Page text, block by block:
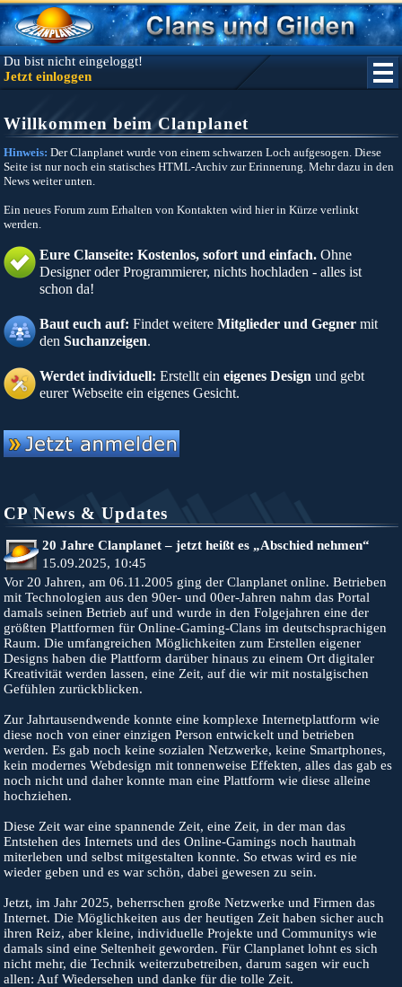
Du bist nicht eingeloggt!
Jetzt einloggen
Willkommen beim Clanplanet
Hinweis: Der Clanplanet wurde von einem schwarzen Loch aufgesogen. Diese
Seite ist nur noch ein statisches HTML-Archiv zur Erinnerung. Mehr dazu in den
News weiter unten.
Ein neues Forum zum Erhalten von Kontakten wird hier in Kürze verlinkt
werden.
Eure Clanseite: Kostenlos, sofort und einfach. Ohne
Designer oder Programmierer, nichts hochladen - alles ist
schon da!
Baut euch auf: Findet weitereMitglieder und Gegner mit
denSuchanzeigen.
Werdet individuell: Erstellt eineigenes Design und gebt
eurer Webseite ein eigenes Gesicht.
CP News & Updates
20 Jahre Clanplanet – jetzt heißt es „Abschied nehmen“
15.09.2025, 10:45
Vor 20 Jahren, am 06.11.2005 ging der Clanplanet online. Betrieben
mit Technologien aus den 90er- und 00er-Jahren nahm das Portal
damals seinen Betrieb auf und wurde in den Folgejahren eine der
größten Plattformen für Online-Gaming-Clans im deutschsprachigen
Raum. Die umfangreichen Möglichkeiten zum Erstellen eigener
Designs haben die Plattform darüber hinaus zu einem Ort digitaler
Kreativität werden lassen, eine Zeit, auf die wir mit nostalgischen
Gefühlen zurückblicken.
Zur Jahrtausendwende konnte eine komplexe Internetplattform wie
diese noch von einer einzigen Person entwickelt und betrieben
werden. Es gab noch keine sozialen Netzwerke, keine Smartphones,
kein modernes Webdesign mit tonnenweise Effekten, alles das gab es
noch nicht und daher konnte man eine Plattform wie diese alleine
hochziehen.
Diese Zeit war eine spannende Zeit, eine Zeit, in der man das
Entstehen des Internets und des Online-Gamings noch hautnah
miterleben und selbst mitgestalten konnte. So etwas wird es nie
wieder geben und es war schön, dabei gewesen zu sein.
Jetzt, im Jahr 2025, beherrschen große Netzwerke und Firmen das
Internet. Die Möglichkeiten aus der heutigen Zeit haben sicher auch
ihren Reiz, aber kleine, individuelle Projekte und Communitys wie
damals sind eine Seltenheit geworden. Für Clanplanet lohnt es sich
nicht mehr, die Technik weiterzubetreiben, darum sagen wir euch
allen: Auf Wiedersehen und danke für die tolle Zeit.